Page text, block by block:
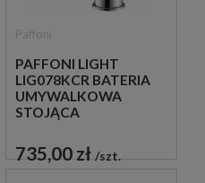
PAFFONI LIGHT
LIG078KCR BATERIA
UMYWALKOWA
STOJĄCA
CHROM
735,00 zł szt.